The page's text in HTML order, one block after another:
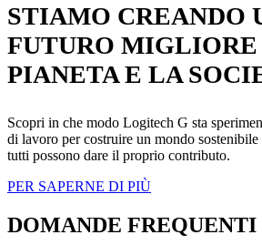
STIAMO CREANDO
FUTURO
PIANETA E LA
Scopri in che modo Logitech G sta
di lavoro per costruire un mondo
tutti possono dare il proprio contributo.
PER SAPERNE DI PIÙ
DOMANDE FREQUENTI